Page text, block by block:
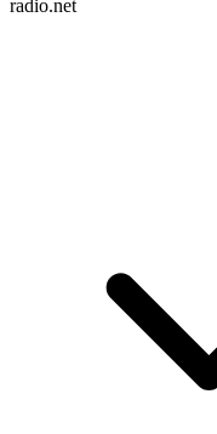
radio.net